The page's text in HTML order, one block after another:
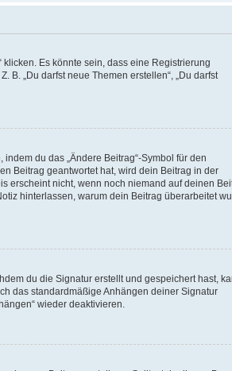
klicken. Es könnte sein, dass eine Registrierung
„Du darfst neue Themen erstellen“, „Du darfst
du das „Ändere Beitrag“-Symbol für den
Beitrag geantwortet hat, wird dein Beitrag in der
erscheint nicht, wenn noch niemand auf deinen
hinterlassen, warum dein Beitrag überarbeitet
du die Signatur erstellt und gespeichert hast,
das standardmäßige Anhängen deiner Signatur
wieder deaktivieren.